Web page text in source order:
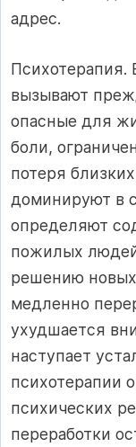
адрес.
Психотерапия.
вызывают
опасные для
боли,
потеря
доминируют в
определяют
пожилых
решению
медленно
ухудшается
наступает
психотерапии
психических
переработки